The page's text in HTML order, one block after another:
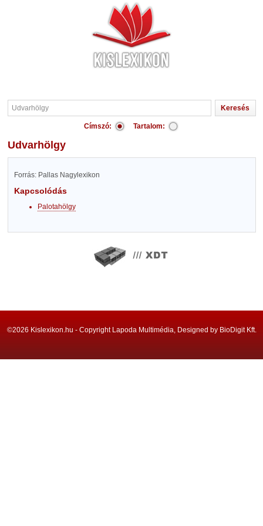
Címszó: Tartalom:
Udvarhölgy
Forrás: Pallas Nagylexikon
Kapcsolódás
Palotahölgy
©2026 Kislexikon.hu - Copyright Lapoda Multimédia, Designed by BioDigit Kft.